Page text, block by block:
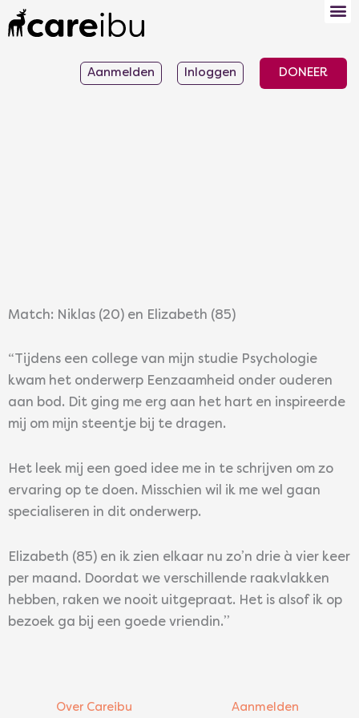
naar
Aanmelden Inloggen DONEER
Match: Niklas (20) en Elizabeth (85)
“Tijdens een college van mijn studie Psychologie
kwam het onderwerp Eenzaamheid onder ouderen
aan bod. Dit ging me erg aan het hart en inspireerde
mij om mijn steentje bij te dragen.
Het leek mij een goed idee me in te schrijven om zo
ervaring op te doen. Misschien wil ik me wel gaan
specialiseren in dit onderwerp.
Elizabeth (85) en ik zien elkaar nu zo’n drie à vier keer
per maand. Doordat we verschillende raakvlakken
hebben, raken we nooit uitgepraat. Het is alsof ik op
bezoek ga bij een goede vriendin.’’
Over Careibu Aanmelden